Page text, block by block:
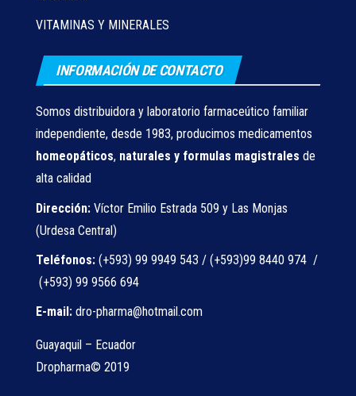
VITAMINAS Y MINERALES
INFORMACIÓN DE CONTACTO
Somos distribuidora y laboratorio farmaceútico familiar
independiente, desde 1983, producimos medicamentos
homeopáticos, naturales y formulas magistrales de
alta calidad
Dirección: Víctor Emilio Estrada 509 y Las Monjas
(Urdesa Central)
Teléfonos: (+593) 99 9949 543 / (+593)99 8440 974 /
(+593) 99 9566 694
E-mail: dro-pharma@hotmail.com
Guayaquil – Ecuador
Dropharma© 2019